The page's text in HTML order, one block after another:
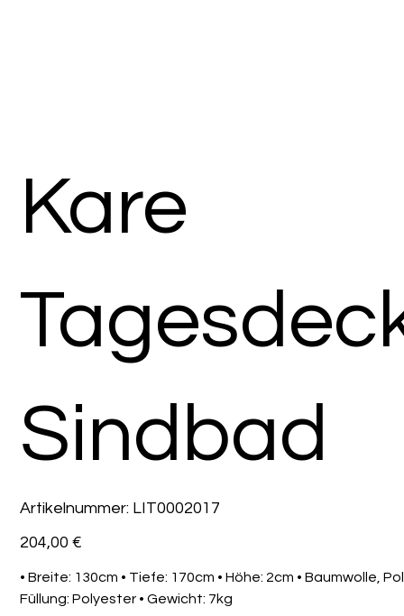
Kare
Sindbad
Artikelnummer: Artikelnummer:
LIT0002017
LIT0002017
Preis
204,00 €
• Breite: 130cm • Tiefe: 170cm • Höhe: 2cm • Baumwolle,
Füllung: Polyester • Gewicht: 7kg